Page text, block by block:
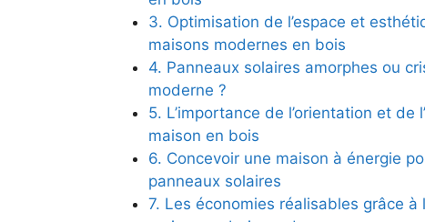
3. Optimisation de l’espace et
maisons​ modernes en bois
4. ‍Panneaux solaires ⁤amorphes ou
moderne ?
5. L’importance de l’orientation et
maison en bois
6.‍ Concevoir une maison à énergie
panneaux solaires
7. Les économies réalisables grâce